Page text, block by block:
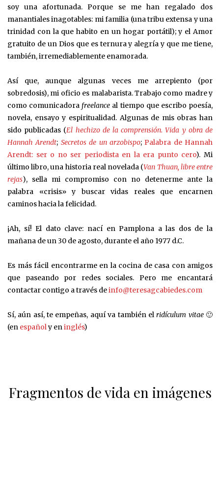
soy una afortunada. Porque se me han regalado dos
manantiales inagotables: mi familia (una tribu extensa y una
trinidad con la que habito en un hogar portátil); y el Amor
gratuito de un Dios que es ternura y alegría y que me tiene,
también, irremediablemente enamorada.
Así que, aunque algunas veces me arrepiento (por
sobredosis), mi oficio es malabarista. Trabajo como madre y
como comunicadora freelance al tiempo que escribo poesía,
novela, ensayo y espiritualidad. Algunas de mis obras han
sido publicadas (El hechizo de la comprensión. Vida y obra de
Hannah Arendt; Secretos de un arzobispo;Palabra de Hannah
Arendt: ser o no ser periodista en la era punto cero). Mi
último libro, una historia real novelada (Van Thuan, libre entre
rejas), sella mi compromiso con no detenerme ante la
palabra «crisis» y buscar vidas reales que encarnen
caminos hacia la felicidad.
¡Ah, sí! El dato clave: nací en Pamplona a las dos de la
mañana de un 30 de agosto, durante el año 1977 d.C.
Es más fácil encontrarme en la cocina de casa con amigos
que paseando por redes sociales. Pero me encantará
contactar contigo a través deinfo@teresagcabiedes.com
Sí, aún así, te empeñas, aquí va también elridículum vitae🙂
(en españoly eninglés)
Fragmentos de vida en imágenes